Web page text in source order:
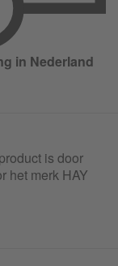
in Nederland
is door
het merk HAY